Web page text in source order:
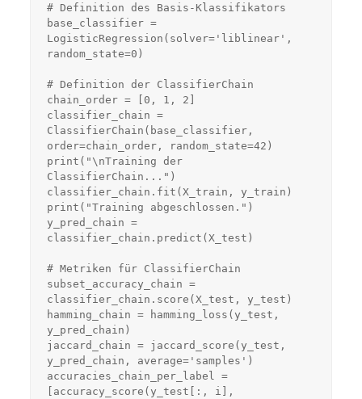
# Definition des Basis-Klassifikators
base_classifier =
LogisticRegression(solver='liblinear',
random_state=0)
# Definition der ClassifierChain
chain_order = [0, 1, 2]
classifier_chain =
ClassifierChain(base_classifier,
order=chain_order, random_state=42)
print("\nTraining der
ClassifierChain...")
classifier_chain.fit(X_train, y_train)
print("Training abgeschlossen.")
y_pred_chain =
classifier_chain.predict(X_test)
# Metriken für ClassifierChain
subset_accuracy_chain =
classifier_chain.score(X_test, y_test)
hamming_chain = hamming_loss(y_test,
y_pred_chain)
jaccard_chain = jaccard_score(y_test,
y_pred_chain, average='samples')
accuracies_chain_per_label =
[accuracy_score(y_test[:, i],